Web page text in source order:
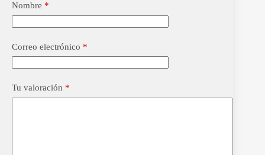
Nombre *
Correo electrónico *
Tu valoración *